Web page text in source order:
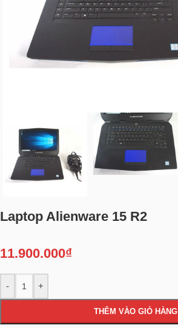
Laptop Alienware 15 R2
11.900.000₫
- +
THÊM VÀO GIỎ HÀNG